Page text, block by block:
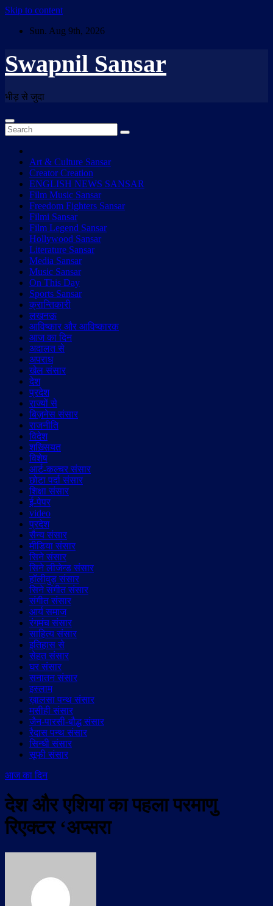
Skip to content
Sun. Aug 9th, 2026
Swapnil Sansar
भीड़ से जुदा
Art & Culture Sansar
Creator Creation
ENGLISH NEWS SANSAR
Film Music Sansar
Freedom Fighters Sansar
Filmi Sansar
Film Legend Sansar
Hollywood Sansar
Literature Sansar
Media Sansar
Music Sansar
On This Day
Sports Sansar
क्रान्तिकारी
लखनऊ
आविष्कार और आविष्कारक
आज का दिन
अदालत से
अपराध
खेल संसार
देश
प्रदेश
राज्यों से
बिज़नेस संसार
राजनीति
विदेश
शख़्सियत
विशेष
आर्ट-कल्चर संसार
छोटा पर्दा संसार
शिक्षा संसार
ई-पेपर
video
प्रदेश
सैन्य संसार
मीडिया संसार
सिने संसार
सिने लीजेन्ड संसार
हॉलीवुड़ संसार
सिने संगीत संसार
संगीत संसार
आर्य समाज
रंगमंच संसार
साहित्य संसार
इतिहास से
सेहत संसार
घर संसार
सनातन संसार
इस्लाम
ख़ालसा पन्थ संसार
मसीही संसार
जैन-पारसी-बौद्ध संसार
रैदास पन्थ संसार
सिन्धी संसार
सूफी संसार
आज का दिन
देश और एशिया का पहला परमाणु
रिएक्‍टर ‘अप्‍सरा